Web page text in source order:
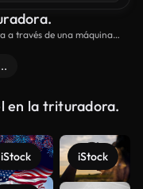
a través de una máquina
en la trituradora.
iStock iStock